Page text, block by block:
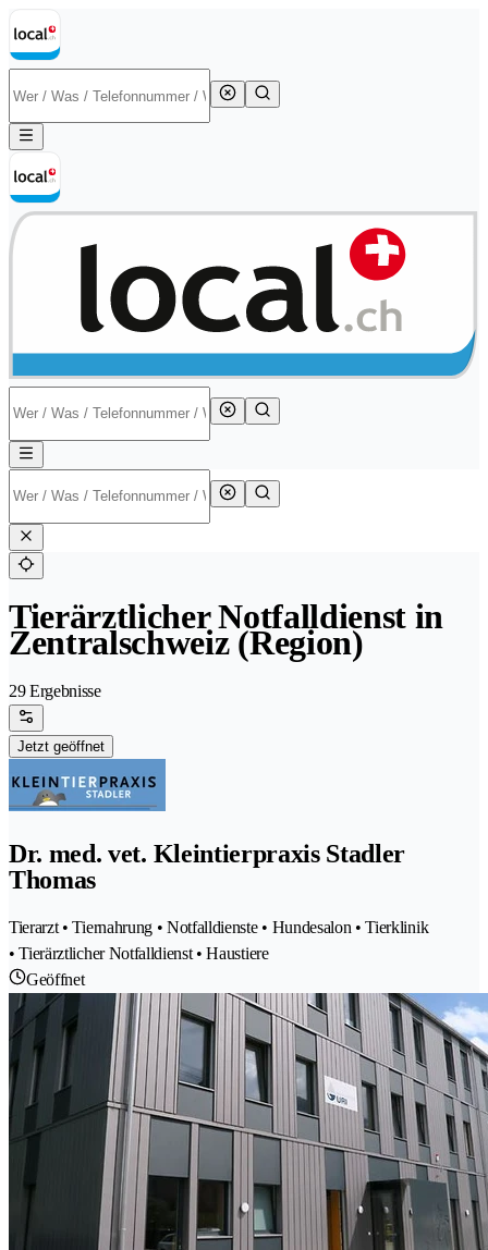
Tierärztlicher Notfalldienst in
Zentralschweiz (Region)
29 Ergebnisse
Jetzt geöffnet
Dr. med. vet. Kleintierpraxis Stadler
Thomas
Tierarzt • Tiernahrung • Notfalldienste • Hundesalon • Tierklinik
• Tierärztlicher Notfalldienst • Haustiere
Geöffnet